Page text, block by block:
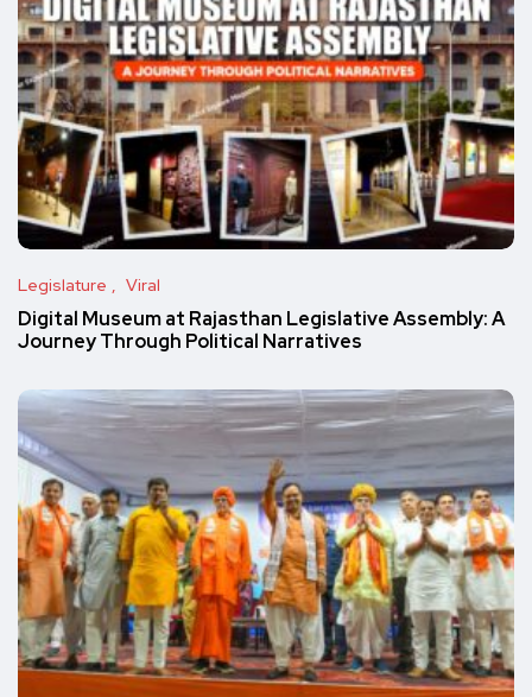
Legislature Viral
Digital Museum at Rajasthan Legislative Assembly: A
Journey Through Political Narratives